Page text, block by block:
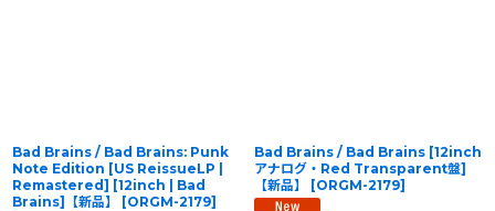
Bad Brains / Bad Brains: Punk
Note Edition [US ReissueLP |
Remastered] [12inch | Bad
Brains]【新品】
[ORGM-2179]
Bad Brains / Bad Brains [12inch
アナログ・Red Transparent盤]
【新品】
[ORGM-2179]